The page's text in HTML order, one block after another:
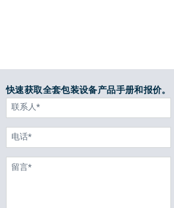
快速获取全套包装设备产品手册和报价。